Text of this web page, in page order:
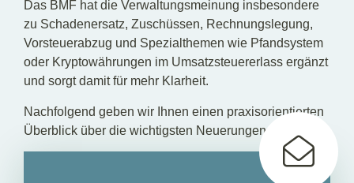
Das BMF hat die Verwaltungsmeinung insbesondere
zu Schadenersatz, Zuschüssen, Rechnungslegung,
Vorsteuerabzug und Spezialthemen wie Pfandsystem
oder Kryptowährungen im Umsatzsteuererlass ergänzt
und sorgt damit für mehr Klarheit.
Nachfolgend geben wir Ihnen einen praxisorientierten
Überblick über die wichtigsten Neuerungen: